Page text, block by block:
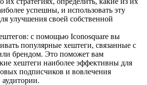
успешны, и использовать эту
улучшения своей собственной
с помощью Iconosquare вы
популярные хештеги, связанные с
брендом. Это поможет вам
хештеги наиболее эффективны для
подписчиков и вовлечения